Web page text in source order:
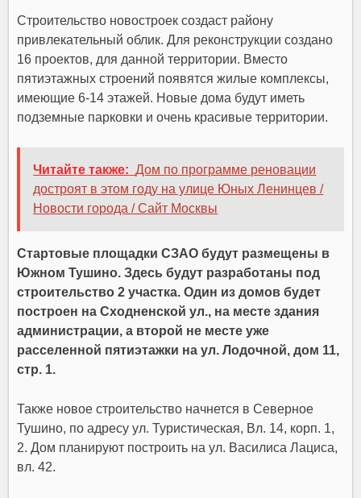
Строительство новостроек создаст району
привлекательный облик. Для реконструкции создано
16 проектов, для данной территории. Вместо
пятиэтажных строений появятся жилые комплексы,
имеющие 6-14 этажей. Новые дома будут иметь
подземные парковки и очень красивые территории.
Читайте также: Дом по программе реновации
достроят в этом году на улице Юных Ленинцев /
Новости города / Сайт Москвы
Стартовые площадки СЗАО будут размещены в
Южном Тушино. Здесь будут разработаны под
строительство 2 участка. Один из домов будет
построен на Сходненской ул., на месте здания
администрации, а второй не месте уже
расселенной пятиэтажки на ул. Лодочной, дом 11,
стр. 1.
Также новое строительство начнется в Северное
Тушино, по адресу ул. Туристическая, Вл. 14, корп. 1,
2. Дом планируют построить на ул. Василиса Лациса,
вл. 42.